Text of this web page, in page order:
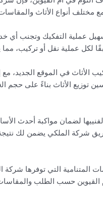
مختلف أنواع الأثاث
عملية التفكيك وتجنب أي
لكل عملية نقل أو تركيب، مما
الأثاث في الموقع
توزيع الأثاث بناءً على حجم
لضمان مواكبة أحدث
شركة الملكي يضمن لك
المتنامية التي توفرها
حسب الطلب